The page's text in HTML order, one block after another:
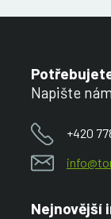
Napište
+420
Nejnovější